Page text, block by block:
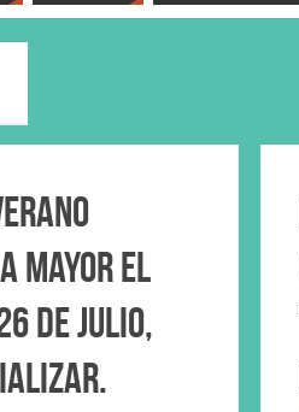
Mayor el
de julio,